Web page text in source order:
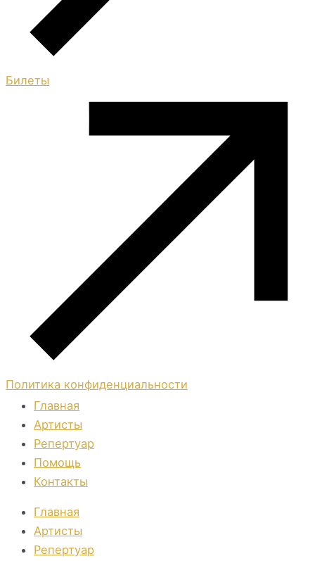
Билеты
Политика конфиденциальности
Главная
Артисты
Репертуар
Помощь
Контакты
Главная
Артисты
Репертуар